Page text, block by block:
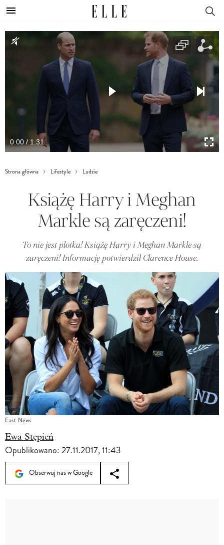
0:00 / 1:31
Strona główna Lifestyle Ludzie
Książę Harry i Meghan
Markle są zaręczeni!
To nie jest plotka! Książę Harry i Meghan Markle są
zaręczeni! Informację potwierdził Clarence House.
East News
Ewa Stępień
Opublikowano:27.11.2017, 11:43
Obserwuj nas w Google